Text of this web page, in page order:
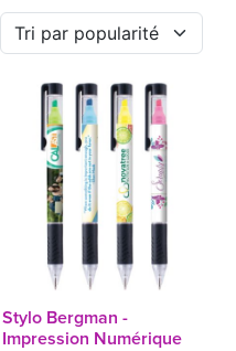
Stylo Bergman -
Impression Numérique